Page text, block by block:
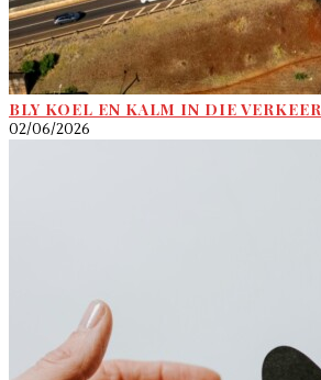
BLY KOEL EN KALM IN DIE VERKEER
02/06/2026